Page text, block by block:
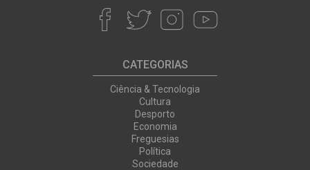
CATEGORIAS
Ciência & Tecnologia
Cultura
Desporto
Economia
Freguesias
Política
Sociedade